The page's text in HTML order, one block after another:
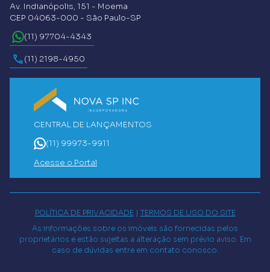
Av. Indianópolis, 151 - Moema
CEP 04063-000 - São Paulo-SP
(11) 97704-4343
(11) 2198-4950
CENTRAL DE LANÇAMENTOS
(11) 99973-9911
Acesse o Portal
POLÍTICA DE PRIVACIDADE | TERMOS DE USO DO SITE
As informações sobre os imóveis são fornecidas pelos
proprietários e estão sujeitas a alteração sem prévio aviso. Em
caso de dúvidas entre em contato conosco.